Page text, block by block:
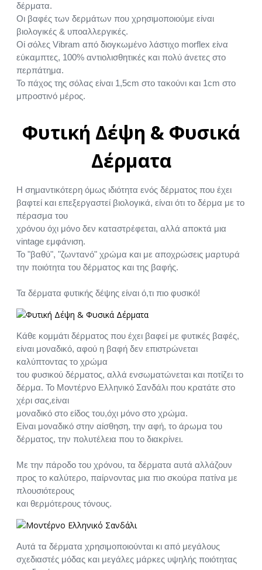
δέρματα.
Οι βαφές των δερμάτων που χρησιμοποιούμε είναι
βιολογικές & υποαλλεργικές.
Οί σόλες Vibram από διογκωμένο λάστιχο morflex είνα
εύκαμπτες, 100% αντιολισθητικές και πολύ άνετες στο
περπάτημα.
Το πάχος της σόλας είναι 1,5cm στο τακούνι και 1cm στο
μπροστινό μέρος.
Φυτική Δέψη & Φυσικά
Δέρματα
Η σημαντικότερη όμως ιδιότητα ενός δέρματος που έχει
βαφτεί και επεξεργαστεί βιολογικά, είναι ότι το δέρμα με το
πέρασμα του
χρόνου όχι μόνο δεν καταστρέφεται, αλλά αποκτά μια
vintage εμφάνιση.
Το "βαθύ", "ζωντανό" χρώμα και με αποχρώσεις μαρτυρά
την ποιότητα του δέρματος και της βαφής.
Τα δέρματα φυτικής δέψης είναι ό,τι πιο φυσικό!
Κάθε κομμάτι δέρματος που έχει βαφεί με φυτικές βαφές,
είναι μοναδικό, αφού η βαφή δεν επιστρώνεται
καλύπτοντας το χρώμα
του φυσικού δέρματος, αλλά ενσωματώνεται και ποτίζει το
δέρμα. Το Μοντέρνο Ελληνικό Σανδάλι που κρατάτε στο
χέρι σας,είναι
μοναδικό στο είδος του,όχι μόνο στο χρώμα.
Είναι μοναδικό στην αίσθηση, την αφή, το άρωμα του
δέρματος, την πολυτέλεια που το διακρίνει.
Με την πάροδο του χρόνου, τα δέρματα αυτά αλλάζουν
προς το καλύτερο, παίρνοντας μια πιο σκούρα πατίνα με
πλουσιότερους
και θερμότερους τόνους.
Αυτά τα δέρματα χρησιμοποιούνται κι από μεγάλους
σχεδιαστές μόδας και μεγάλες μάρκες υψηλής ποιότητας